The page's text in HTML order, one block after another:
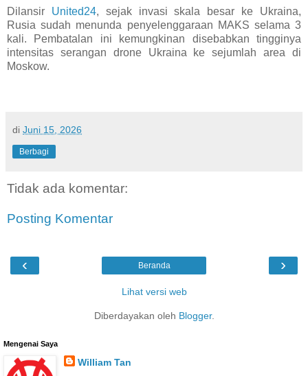
Dilansir United24, sejak invasi skala besar ke Ukraina,
Rusia sudah menunda penyelenggaraan MAKS selama 3
kali. Pembatalan ini kemungkinan disebabkan tingginya
intensitas serangan drone Ukraina ke sejumlah area di
Moskow.
di Juni 15, 2026
Berbagi
Tidak ada komentar:
Posting Komentar
‹ ›
Beranda
Lihat versi web
Diberdayakan oleh Blogger.
Mengenai Saya
William Tan